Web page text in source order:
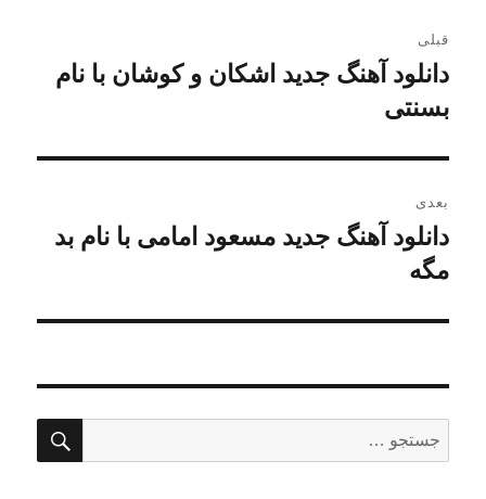
نوشته
قبلی
نوشته
قبلی:
دانلود آهنگ جدید اشکان و کوشان با نام
بسنتی
بعدی
نوشته
بعدی:
دانلود آهنگ جديد مسعود امامی با نام بد
مگه
برای: